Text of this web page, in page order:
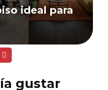
ideal para
gustar